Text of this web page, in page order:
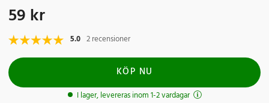
Pris: 59 kr
59 kr
5.0 2 recensioner
KÖP NU
I lager, levereras inom 1-2 vardagar